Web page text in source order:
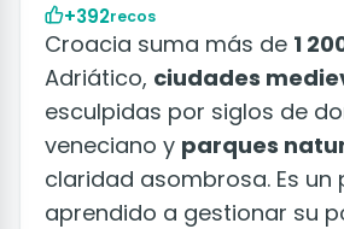
+392recos
Croacia suma más de 1
Adriático, ciudades
esculpidas por siglos de
veneciano y parques
claridad asombrosa. Es un
aprendido a gestionar su